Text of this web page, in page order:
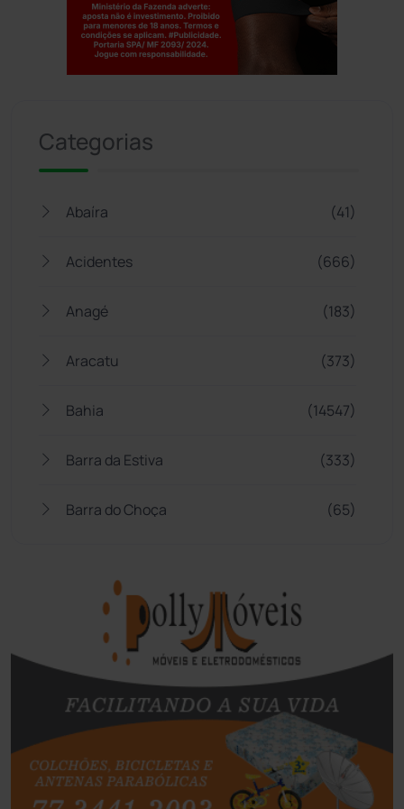
Categorias
Abaíra (41)
Acidentes (666)
Anagé (183)
Aracatu (373)
Bahia (14547)
Barra da Estiva (333)
Barra do Choça (65)
Bom Jesus da Lapa
Boquira
Botuporã (73)
Brasil (7681)